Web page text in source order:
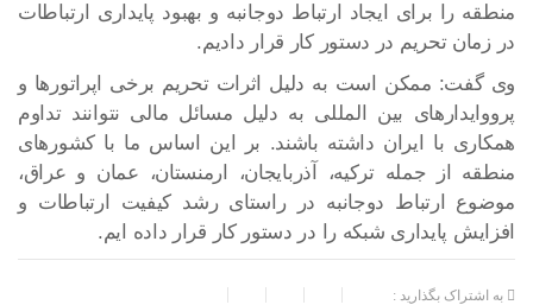
منطقه را برای ایجاد ارتباط دوجانبه و بهبود پایداری ارتباطات
در زمان تحریم در دستور کار قرار دادیم.
وی گفت: ممکن است به دلیل اثرات تحریم برخی اپراتورها و
پرووایدارهای بین المللی به دلیل مسائل مالی نتوانند تداوم
همکاری با ایران داشته باشند. بر این اساس ما با کشورهای
منطقه از جمله ترکیه، آذربایجان، ارمنستان، عمان و عراق،
موضوع ارتباط دوجانبه در راستای رشد کیفیت ارتباطات و
افزایش پایداری شبکه را در دستور کار قرار داده ایم.
به اشتراک بگذارید :